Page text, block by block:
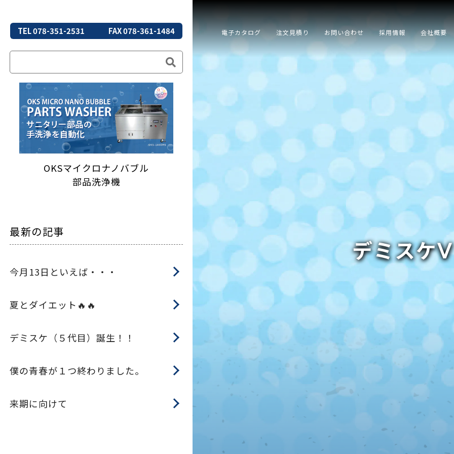
TEL 078-351-2531 FAX 078-361-1484
OKSマイクロナノバブル
部品洗浄機
最新の記事
今月13日といえば・・・
夏とダイエット🔥🔥
デミスケ（５代目）誕生！！
僕の青春が１つ終わりました。
来期に向けて
デミスケ
電子カタログ 注文見積り お問い合わせ 採用情報 会社概要